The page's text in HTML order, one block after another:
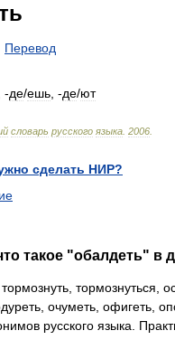
Перевод
, -де/ешь , -де/ют
словарь русского языка 2006
сделать НИР?
такое "обалдеть" в
тормознуться,
очуметь, офигеть,
русского языка.